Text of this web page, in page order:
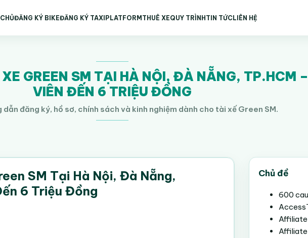
ĐĂNG KÝ BIKEĐĂNG KÝ TAXIPLATFORMTHUÊ XEQUY TRÌNHTIN TỨCLIÊN HỆ
GREEN SM TẠI HÀ NỘI, ĐÀ NẴNG, TP.HCM
VIÊN ĐẾN 6 TRIỆU ĐỒNG
dẫn đăng ký, hồ sơ, chính sách và kinh nghiệm dành cho tài xế Green SM.
SM Tại Hà Nội, Đà Nẵng,
6 Triệu Đồng
Chủ đề
600
Affiliate